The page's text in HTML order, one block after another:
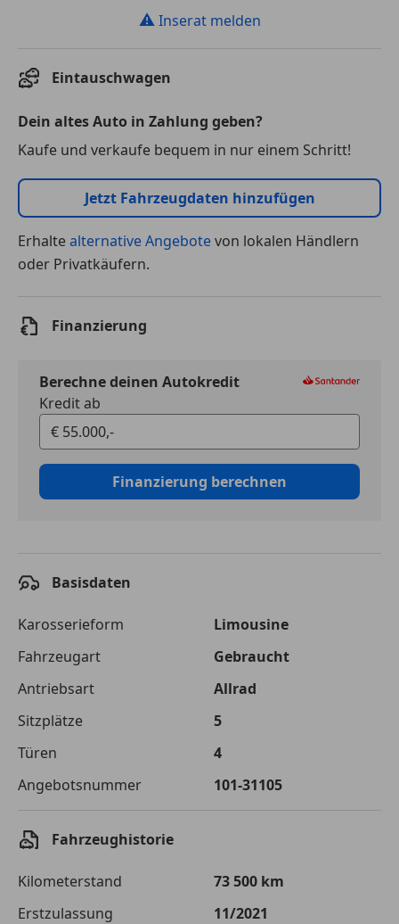
⚠ Inserat melden
Eintauschwagen
Dein altes Auto in Zahlung geben?
Kaufe und verkaufe bequem in nur einem Schritt!
Jetzt Fahrzeugdaten hinzufügen
Erhaltealternative Angebotevon lokalen Händlern
oder Privatkäufern.
Finanzierung
Berechne deinen Autokredit
Kredit ab
Finanzierung berechnen
Basisdaten
Karosserieform
Limousine
Fahrzeugart
Gebraucht
Antriebsart
Allrad
Sitzplätze
5
Türen
4
Angebotsnummer
101-31105
Fahrzeughistorie
Kilometerstand
73 500 km
Erstzulassung
11/2021